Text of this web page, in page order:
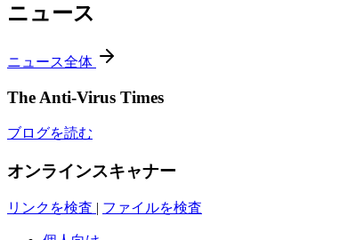
ニュース
ニュース全体
The Anti-Virus Times
ブログを読む
オンラインスキャナー
リンクを検査 | ファイルを検査